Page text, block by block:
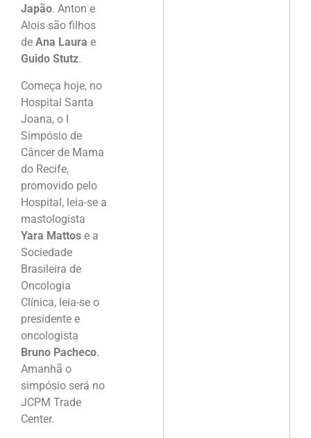
Japão. Anton e
Alois são filhos
de Ana Laura e
Guido Stutz.
Começa hoje, no
Hospital Santa
Joana, o I
Simpósio de
Câncer de Mama
do Recife,
promovido pelo
Hospital, leia-se a
mastologista
Yara Mattos e a
Sociedade
Brasileira de
Oncologia
Clínica, leia-se o
presidente e
oncologista
Bruno Pacheco.
Amanhã o
simpósio será no
JCPM Trade
Center.